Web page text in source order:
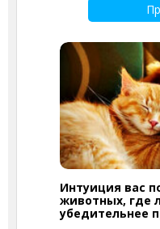
Интуиция вас
животных, где
убедительнее